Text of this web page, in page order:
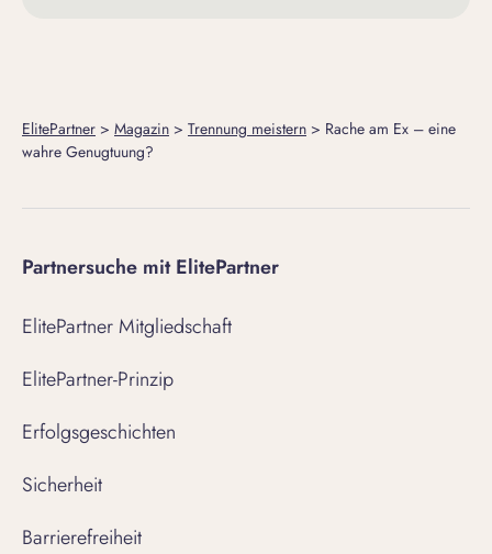
ElitePartner > Magazin > Trennung meistern > Rache am Ex – eine
wahre Genugtuung?
Partnersuche mit ElitePartner
ElitePartner Mitgliedschaft
ElitePartner-Prinzip
Erfolgsgeschichten
Sicherheit
Barrierefreiheit